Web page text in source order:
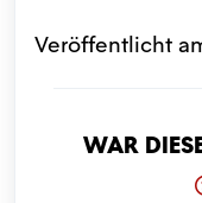
Veröffentlicht
War